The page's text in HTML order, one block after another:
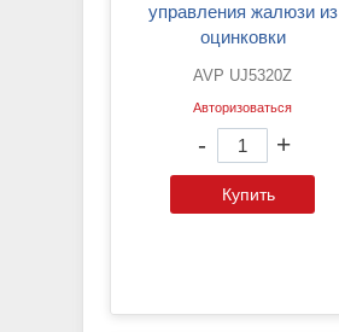
управления жалюзи из
оцинковки
AVP UJ5320Z
Авторизоваться
- +
Купить